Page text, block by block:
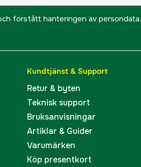
förstått hanteringen av persondata.
Kundtjänst & Support
Retur & byten
Teknisk support
Bruksanvisningar
Artiklar & Guider
Varumärken
Köp presentkort